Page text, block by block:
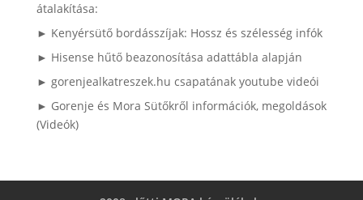
átalakítása:
► Kenyérsütő bordásszíjak: Hossz és szélesség infók
► Hisense hűtő beazonosítása adattábla alapján
► gorenjealkatreszek.hu csapatának youtube videói
► Gorenje és Mora Sütőkről információk, megoldások
(Videók)